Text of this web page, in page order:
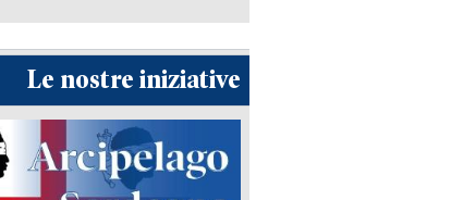
Le nostre iniziative